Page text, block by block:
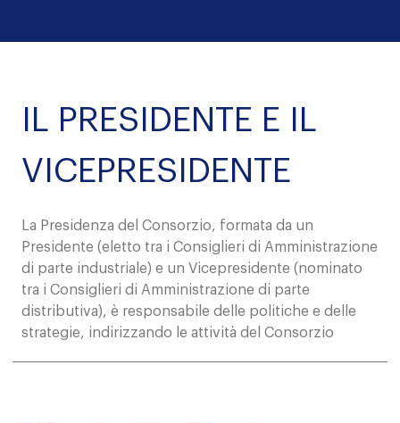
IL PRESIDENTE E IL
VICEPRESIDENTE
La Presidenza del Consorzio, formata da un
Presidente (eletto tra i Consiglieri di Amministrazione
di parte industriale) e un Vicepresidente (nominato
tra i Consiglieri di Amministrazione di parte
distributiva), è responsabile delle politiche e delle
strategie, indirizzando le attività del Consorzio